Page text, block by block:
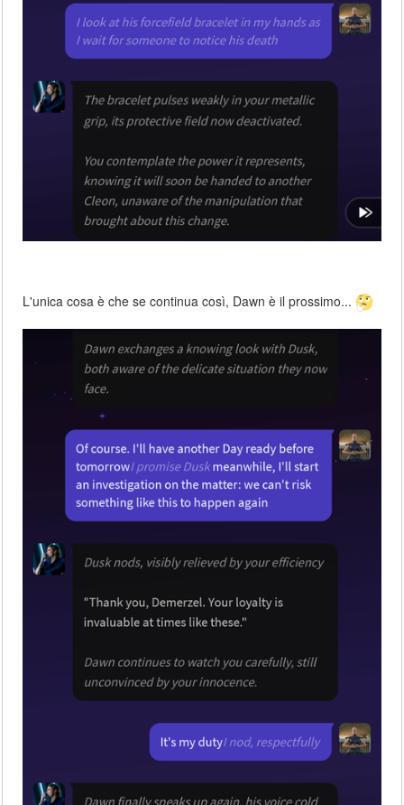
L'unica cosa è che se continua così, Dawn è il prossimo...